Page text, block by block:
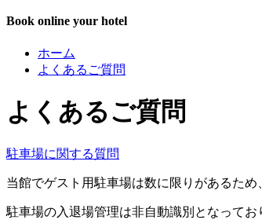
Book online your hotel
ホーム
よくあるご質問
よくあるご質問
駐車場に関する質問
当館でゲスト用駐車場は数に限りがあるた
駐車場の入退場管理は非自動識別となって